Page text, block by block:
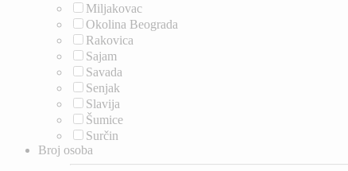
Miljakovac
Okolina Beograda
Rakovica
Sajam
Savada
Senjak
Slavija
Šumice
Surčin
Broj osoba